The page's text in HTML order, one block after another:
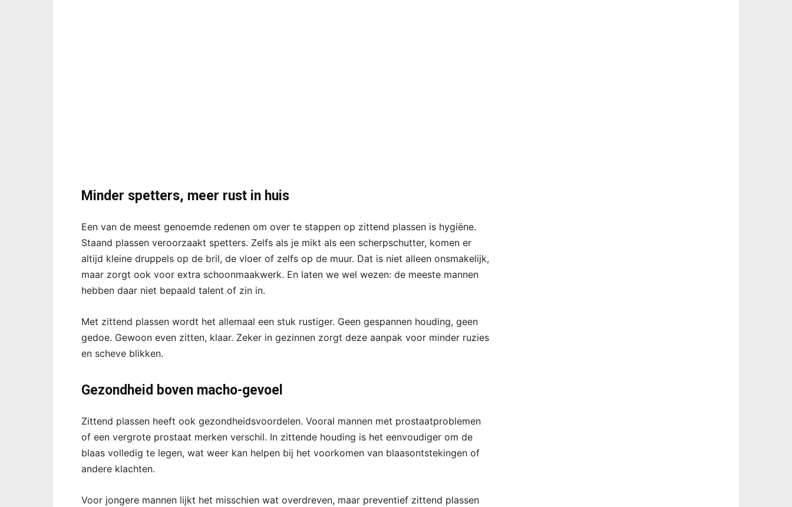
Minder spetters, meer rust in huis
Een van de meest genoemde redenen om over te stappen op zittend plassen is hygiëne.
Staand plassen veroorzaakt spetters. Zelfs als je mikt als een scherpschutter, komen er
altijd kleine druppels op de bril, de vloer of zelfs op de muur. Dat is niet alleen onsmakelijk,
maar zorgt ook voor extra schoonmaakwerk. En laten we wel wezen: de meeste mannen
hebben daar niet bepaald talent of zin in.
Met zittend plassen wordt het allemaal een stuk rustiger. Geen gespannen houding, geen
gedoe. Gewoon even zitten, klaar. Zeker in gezinnen zorgt deze aanpak voor minder ruzies
en scheve blikken.
Gezondheid boven macho-gevoel
Zittend plassen heeft ook gezondheidsvoordelen. Vooral mannen met prostaatproblemen
of een vergrote prostaat merken verschil. In zittende houding is het eenvoudiger om de
blaas volledig te legen, wat weer kan helpen bij het voorkomen van blaasontstekingen of
andere klachten.
Voor jongere mannen lijkt het misschien wat overdreven, maar preventief zittend plassen